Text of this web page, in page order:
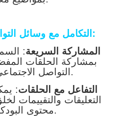
التكامل مع وسائل التواصل الاجتماعي:
المشاركة السريعة:
بمشاركة الحلقات
التواصل الاجتماعي بسهولة.
التفاعل مع الحلقات:
التعليقات والتقييمات
محتوى البودكاست.